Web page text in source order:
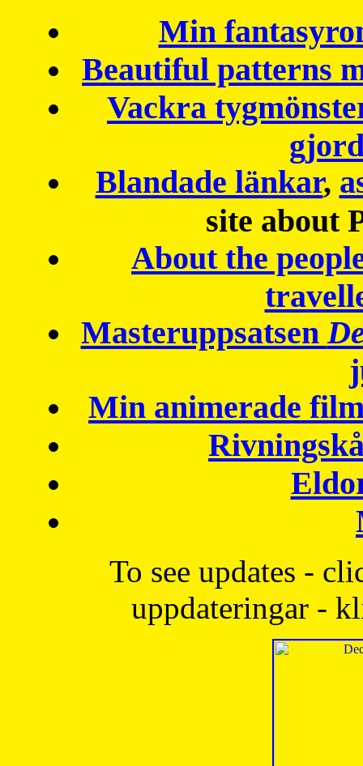
Min
Beautiful patterns
Vackra
Blandade länkar,
site about
About the
Masteruppsatsen
Min animerade
To see updates -
uppdateringar -